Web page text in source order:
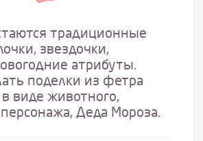
традиционные
звездочки,
атрибуты.
поделки из фетра
виде животного,
персонажа, Деда Мороза.